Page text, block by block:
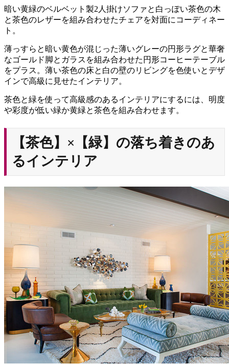
暗い黄緑のベルベット製2人掛けソファと白っぽい茶色の木
と茶色のレザーを組み合わせたチェアを対面にコーディネー
ト。
薄っすらと暗い黄色が混じった薄いグレーの円形ラグと華奢
なゴールド脚とガラスを組み合わせた円形コーヒーテーブル
をプラス。薄い茶色の床と白の壁のリビングを色使いとデザ
インで高級に見せたインテリア。
茶色と緑を使って高級感のあるインテリアにするには、明度
や彩度が低い緑か黄緑と茶色を組み合わせます。
【茶色】×【緑】の落ち着きのあ
るインテリア